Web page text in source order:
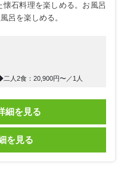
石料理を楽しめる。お風呂
呂を楽しめる。
人2食：20,900円〜／1人
細を見る
を見る